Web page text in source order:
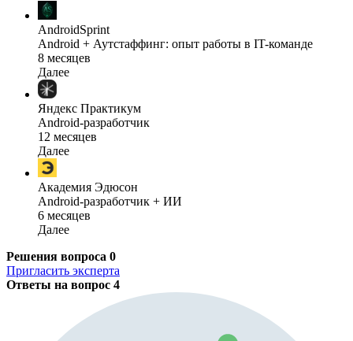
AndroidSprint
Android + Аутстаффинг: опыт работы в IT-команде
8 месяцев
Далее
Яндекс Практикум
Android-разработчик
12 месяцев
Далее
Академия Эдюсон
Android-разработчик + ИИ
6 месяцев
Далее
Решения вопроса 0
Пригласить эксперта
Ответы на вопрос 4